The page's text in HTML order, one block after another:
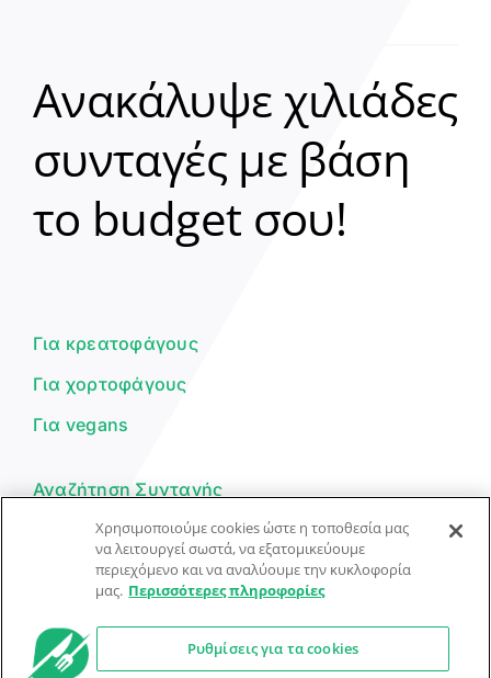
Ανακάλυψε χιλιάδες
συνταγές με βάση
το budget σου!
Για κρεατοφάγους
Για χορτοφάγους
Για vegans
Αναζήτηση Συνταγής
Υποβολή Συνταγής
Φόρμα Επικοινωνίας
© Dorpon • Μηχανή αναζήτησης για …καλοφαγάδες!
Χρησιμοποιούμε cookies ώστε η τοποθεσία μας
να λειτουργεί σωστά, να εξατομικεύουμε
περιεχόμενο και να αναλύουμε την κυκλοφορία
μας. Περισσότερες πληροφορίες
Ρυθμίσεις για τα cookies